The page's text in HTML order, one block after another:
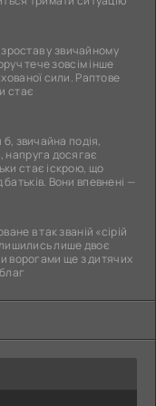
зростав у звичайному
тече зовсім інше
сили. Раптове
стає
звичайна подія,
напруга досягає
стає іскрою, що
Вони впевнені —
в так званій «сірій
лише двоє
ворогами ще з дитячих